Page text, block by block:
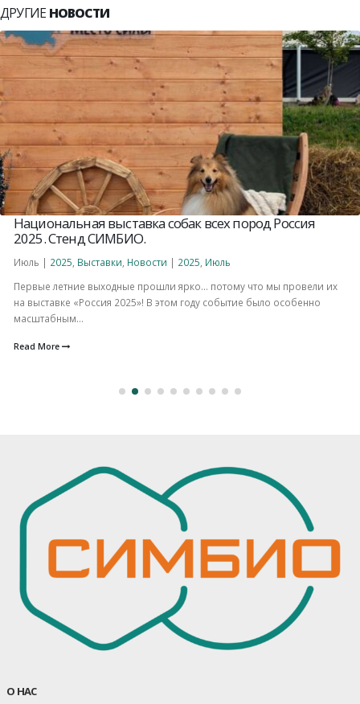
ДРУГИЕ НОВОСТИ
Национальная выставка собак всех пород Россия
2025. Стенд СИМБИО.
Июль | 2025, Выставки, Новости | 2025, Июль
Первые летние выходные прошли ярко… потому что мы провели их
на выставке «Россия 2025»! В этом году событие было особенно
масштабным...
Read More
О НАС